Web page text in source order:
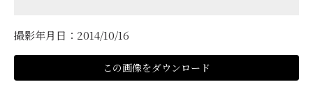
撮影年月日：2014/10/16
この画像をダウンロード